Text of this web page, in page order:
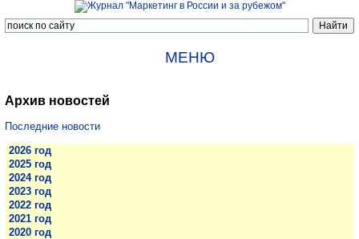
МЕНЮ
Архив новостей
Последние новости
2026 год
2025 год
2024 год
2023 год
2022 год
2021 год
2020 год